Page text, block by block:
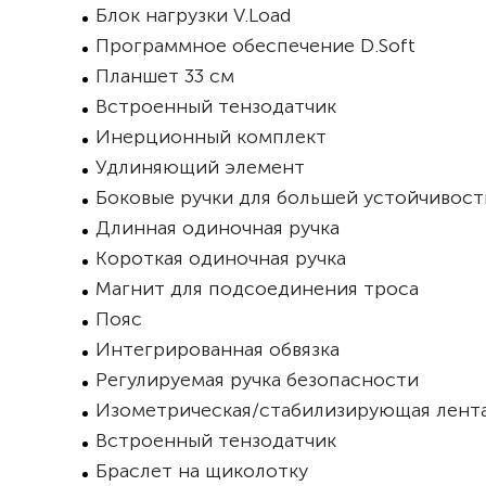
Блок нагрузки V.Load
Программное обеспечение D.Soft
Планшет 33 см
Встроенный тензодатчик
Инерционный комплект
Удлиняющий элемент
Боковые ручки для большей
Длинная одиночная ручка
Короткая одиночная ручка
Магнит для подсоединения троса
Пояс
Интегрированная обвязка
Регулируемая ручка безопасности
Изометрическая/стабилизирующая
Встроенный тензодатчик
Браслет на щиколотку